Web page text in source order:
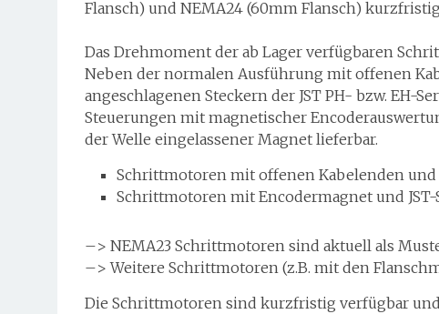
Flansch) und NEMA24 (60mm Flansch)
Das Drehmoment der ab Lager verfügbaren
Neben der normalen Ausführung mit offenen
angeschlagenen Steckern der JST PH- bzw. EH-
Steuerungen mit magnetischer
der Welle eingelassener Magnet lieferbar.
Schrittmotoren mit offenen Kabelenden und
Schrittmotoren mit Encodermagnet und
–> NEMA23 Schrittmotoren sind aktuell als
–> Weitere Schrittmotoren (z.B. mit den
Die Schrittmotoren sind kurzfristig verfügbar